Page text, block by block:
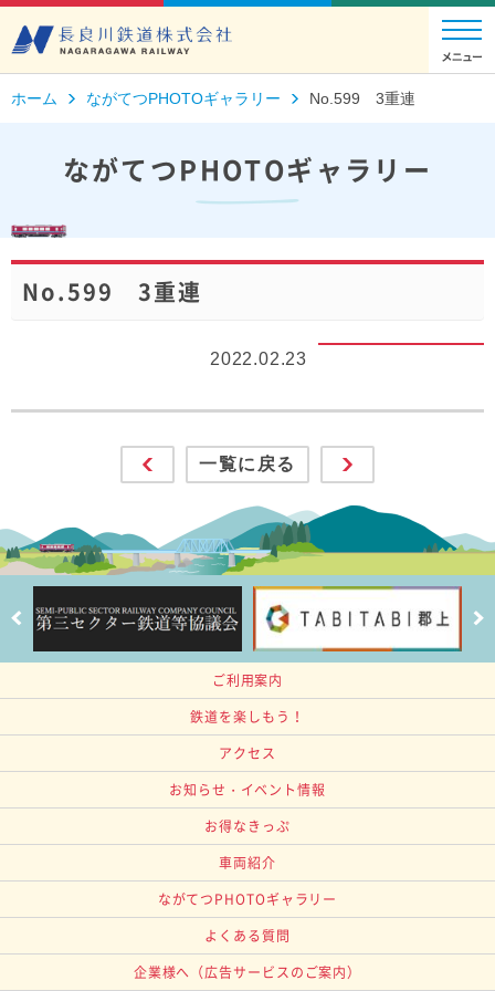
ホーム ながてつPHOTOギャラリー No.599 3重連
ながてつPHOTOギャラリー
No.599 3重連
2022.02.23
一覧に戻る
ご利用案内
鉄道を楽しもう！
アクセス
お知らせ・イベント情報
お得なきっぷ
車両紹介
ながてつPHOTOギャラリー
よくある質問
企業様へ （広告サービスのご案内）